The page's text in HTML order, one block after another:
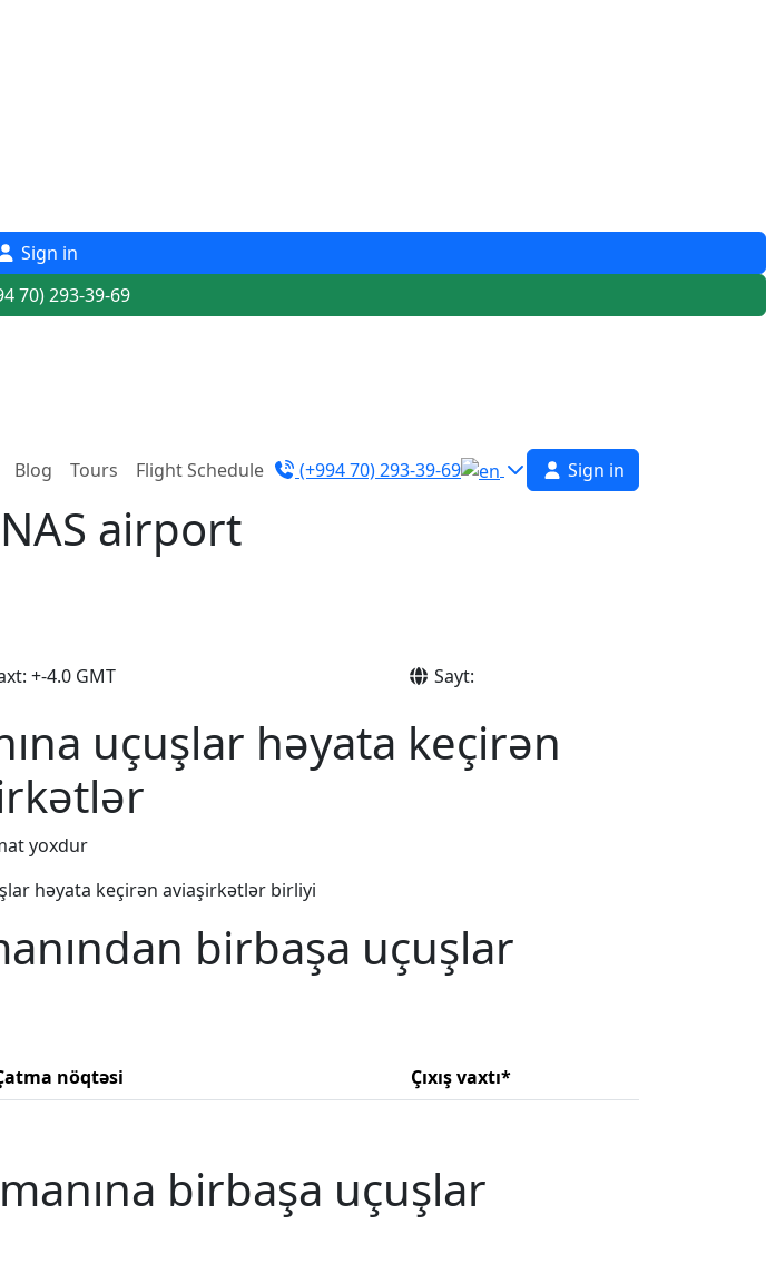
Sign in
70) 293-39-69
Blog Tours Flight Schedule (+994 70) 293-39-69 Sign in
airport
+-4.0 GMT Sayt:
uçuşlar həyata keçirən
yoxdur
həyata keçirən aviaşirkətlər birliyi
birbaşa uçuşlar
nöqtəsi Çıxış vaxtı*
birbaşa uçuşlar